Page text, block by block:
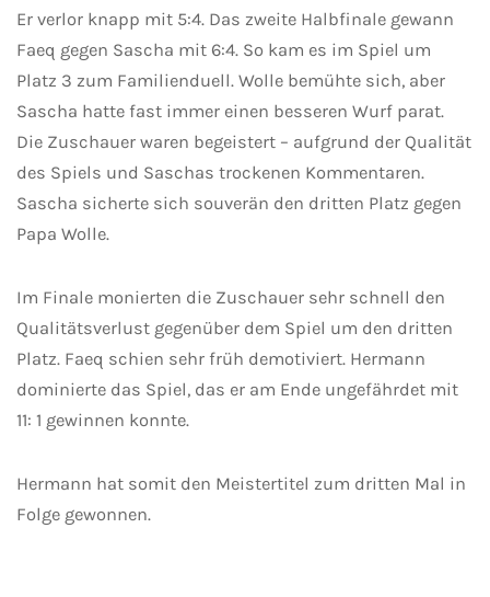
Er verlor knapp mit 5:4. Das zweite Halbfinale gewann
Faeq gegen Sascha mit 6:4. So kam es im Spiel um
Platz 3 zum Familienduell. Wolle bemühte sich, aber
Sascha hatte fast immer einen besseren Wurf parat.
Die Zuschauer waren begeistert – aufgrund der Qualität
des Spiels und Saschas trockenen Kommentaren.
Sascha sicherte sich souverän den dritten Platz gegen
Papa Wolle.
Im Finale monierten die Zuschauer sehr schnell den
Qualitätsverlust gegenüber dem Spiel um den dritten
Platz. Faeq schien sehr früh demotiviert. Hermann
dominierte das Spiel, das er am Ende ungefährdet mit
11: 1 gewinnen konnte.
Hermann hat somit den Meistertitel zum dritten Mal in
Folge gewonnen.